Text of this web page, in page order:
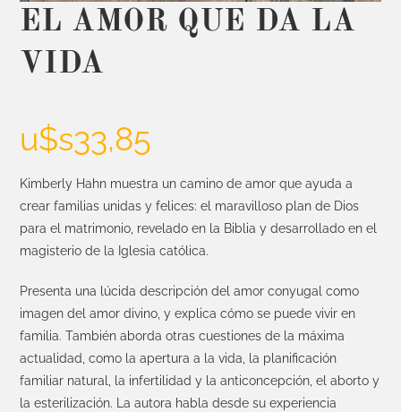
EL AMOR QUE DA LA
VIDA
u$s33,85
Kimberly Hahn muestra un camino de amor que ayuda a
crear familias unidas y felices: el maravilloso plan de Dios
para el matrimonio, revelado en la Biblia y desarrollado en el
magisterio de la Iglesia católica.
Presenta una lúcida descripción del amor conyugal como
imagen del amor divino, y explica cómo se puede vivir en
familia. También aborda otras cuestiones de la máxima
actualidad, como la apertura a la vida, la planificación
familiar natural, la infertilidad y la anticoncepción, el aborto y
la esterilización. La autora habla desde su experiencia